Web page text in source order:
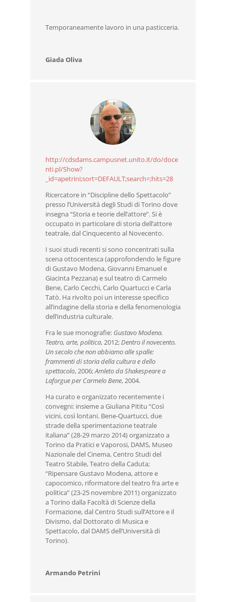
Temporaneamente lavoro in una pasticceria.
Giada Oliva
http://cdsdams.campusnet.unito.it/do/doce
nti.pl/Show?
_id=apetrini;sort=DEFAULT;search=;hits=28
Ricercatore in “Discipline dello Spettacolo”
presso l’Università degli Studi di Torino dove
insegna “Storia e teorie dell’attore”. Si è
occupato in particolare di storia dell’attore
teatrale, dal Cinquecento al Novecento.
I suoi studi recenti si sono concentrati sulla
scena ottocentesca (approfondendo le figure
di Gustavo Modena, Giovanni Emanuel e
Giacinta Pezzana) e sul teatro di Carmelo
Bene, Carlo Cecchi, Carlo Quartucci e Carla
Tatò. Ha rivolto poi un interesse specifico
all’indagine della storia e della fenomenologia
dell’industria culturale.
Fra le sue monografie: Gustavo Modena.
Teatro, arte, politica, 2012; Dentro il novecento.
Un secolo che non abbiamo alle spalle:
frammenti di storia della cultura e dello
spettacolo, 2006;Amleto da Shakespeare a
Laforgue per Carmelo Bene, 2004.
Ha curato e organizzato recentemente i
convegni: insieme a Giuliana Pititu “Così
vicini, così lontani. Bene-Quartucci, due
strade della sperimentazione teatrale
italiana” (28-29 marzo 2014) organizzato a
Torino da Pratici e Vaporosi, DAMS, Museo
Nazionale del Cinema, Centro Studi del
Teatro Stabile, Teatro della Caduta;
“Ripensare Gustavo Modena, attore e
capocomico, riformatore del teatro fra arte e
politica” (23-25 novembre 2011) organizzato
a Torino dalla Facoltà di Scienze della
Formazione, dal Centro Studi sull’Attore e il
Divismo, dal Dottorato di Musica e
Spettacolo, dal DAMS dell’Università di
Torino).
Armando Petrini